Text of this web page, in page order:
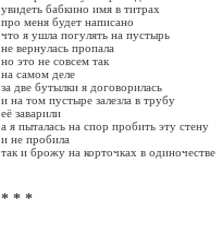
увидеть бабкино имя в титрах
про меня будет написано
что я ушла погулять на пустырь
не вернулась пропала
но это не совсем так
на самом деле
за две бутылки я договорилась
и на том пустыре залезла в трубу
её заварили
а я пыталась на спор пробить эту стену
и не пробила
так и брожу на корточках в одиночестве
* * *